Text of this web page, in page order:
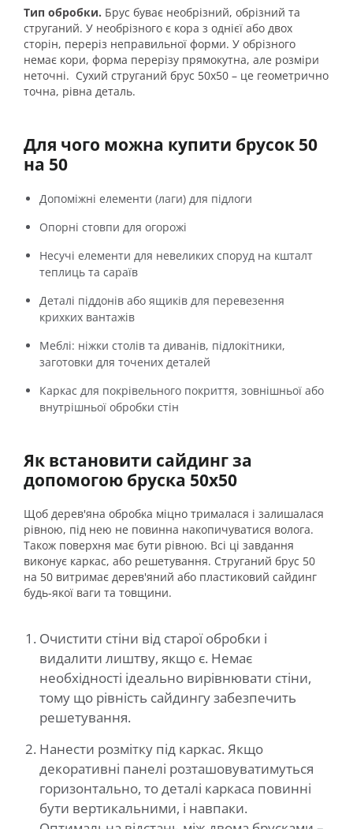
Тип обробки. Брус буває необрізний, обрізний та
струганий. У необрізного є кора з однієї або двох
сторін, переріз неправильної форми. У обрізного
немає кори, форма перерізу прямокутна, але розміри
неточні. Сухий струганий брус 50х50 – це геометрично
точна, рівна деталь.
Для чого можна купити брусок 50
на 50
Допоміжні елементи (лаги) для підлоги
Опорні стовпи для огорожі
Несучі елементи для невеликих споруд на кшталт
теплиць та сараїв
Деталі піддонів або ящиків для перевезення
крихких вантажів
Меблі: ніжки столів та диванів, підлокітники,
заготовки для точених деталей
Каркас для покрівельного покриття, зовнішньої або
внутрішньої обробки стін
Як встановити сайдинг за
допомогою бруска 50х50
Щоб дерев'яна обробка міцно трималася і залишалася
рівною, під нею не повинна накопичуватися волога.
Також поверхня має бути рівною. Всі ці завдання
виконує каркас, або решетування. Струганий брус 50
на 50 витримає дерев'яний або пластиковий сайдинг
будь-якої ваги та товщини.
Очистити стіни від старої обробки і
видалити лиштву, якщо є. Немає
необхідності ідеально вирівнювати стіни,
тому що рівність сайдингу забезпечить
решетування.
Нанести розмітку під каркас. Якщо
декоративні панелі розташовуватимуться
горизонтально, то деталі каркаса повинні
бути вертикальними, і навпаки.